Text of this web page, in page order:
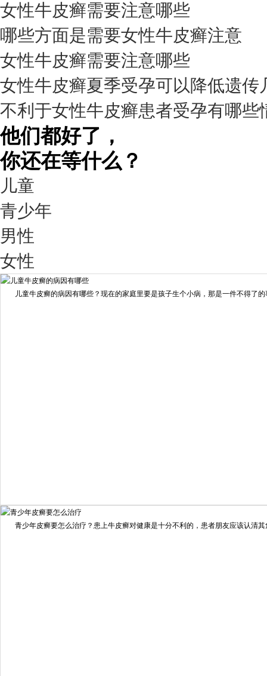
我要咨询我要预约
擅长： 杨成平 互联网门诊主任【医生简介】 毕业于长江...[详情]
预约量
6821
疗效满意
98%
我要咨询
擅长： 王艳琼 门诊主任 专家介绍：毕业于川北医学院...
预约量
我要咨询我要预约
擅长：住院部主任 【个人简介】 肖建华，成都银康银屑病...
女性牛皮癣需要注意哪些
哪些方面是需要女性牛皮癣注意
女性牛皮癣需要注意哪些
女性牛皮癣夏季受孕可以降低遗传
不利于女性牛皮癣患者受孕有哪些
他们都好了，
你还在等什么？
儿童
青少年
男性
女性
儿童牛皮癣的病因有哪些？现在的家庭里要是孩子生个小病，那是一件不得了的
青少年皮癣要怎么治疗？患上牛皮癣对健康是十分不利的，患者朋友应该认清其